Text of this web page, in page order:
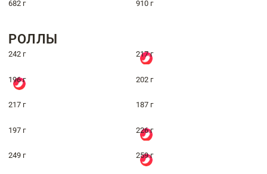
682 г 910 г
РОЛЛЫ
242 г 217 г
196 г 202 г
217 г 187 г
197 г 226 г
249 г 259 г